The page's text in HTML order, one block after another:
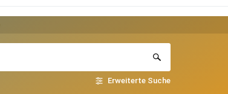
Erweiterte Suche